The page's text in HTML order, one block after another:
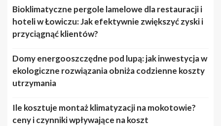
Bioklimatyczne pergole lamelowe dla restauracji i
hoteli w Łowiczu: Jak efektywnie zwiększyć zyski i
przyciągnąć klientów?
Domy energooszczędne pod lupą: jak inwestycja w
ekologiczne rozwiązania obniża codzienne koszty
utrzymania
Ile kosztuje montaż klimatyzacji na mokotowie?
ceny i czynniki wpływające na koszt